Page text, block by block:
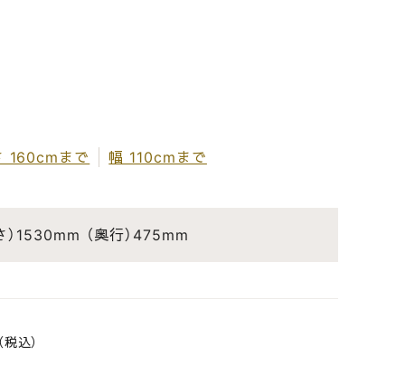
160cmまで 幅 110cmまで
）1530mm （奥行）475mm
税込）